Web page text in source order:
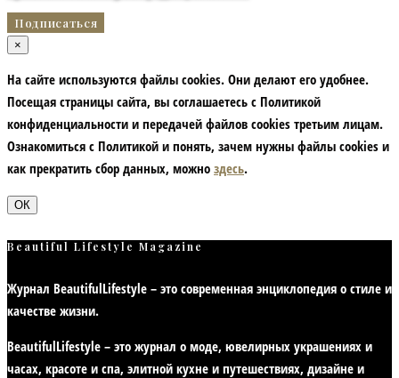
×
На сайте используются файлы cookies. Они делают его удобнее.
Посещая страницы сайта, вы соглашаетесь с Политикой
конфиденциальности и передачей файлов cookies третьим лицам.
Ознакомиться с Политикой и понять, зачем нужны файлы сookies и
как прекратить сбор данных, можно здесь.
ОК
Beautiful Lifestyle Magazine
Журнал BeautifulLifestyle – это современная энциклопедия о стиле и
качестве жизни.
BeautifulLifestyle – это журнал о моде, ювелирных украшениях и
часах, красоте и спа, элитной кухне и путешествиях, дизайне и